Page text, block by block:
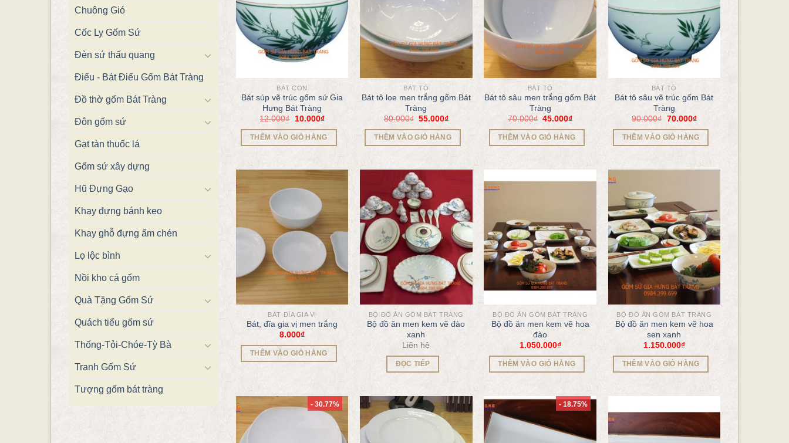
Chuông Gió
Cốc Ly Gốm Sứ
Đèn sứ thấu quang
Điếu - Bát Điếu Gốm Bát Tràng
Đồ thờ gốm Bát Tràng
Đôn gốm sứ
Gạt tàn thuốc lá
Gốm sứ xây dựng
Hũ Đựng Gạo
Khay đựng bánh kẹo
Khay ghỗ đựng ấm chén
Lọ lộc bình
Nồi kho cá gốm
Quà Tặng Gốm Sứ
Quách tiểu gốm sứ
Thống-Tỏi-Chóe-Tỳ Bà
Tranh Gốm Sứ
Tượng gốm bát tràng
BÁT CON
Bát súp vẽ trúc gốm sứ Gia
Hưng Bát Tràng
12.000₫ 10.000₫
THÊM VÀO GIỎ HÀNG
BÁT TÔ
Bát tô loe men trắng gốm Bát
Tràng
80.000₫ 55.000₫
THÊM VÀO GIỎ HÀNG
BÁT TÔ
Bát tô sâu men trắng gốm Bát
Tràng
70.000₫ 45.000₫
THÊM VÀO GIỎ HÀNG
BÁT TÔ
Bát tô sâu vẽ trúc gốm Bát
Tràng
90.000₫ 70.000₫
THÊM VÀO GIỎ HÀNG
BÁT ĐĨA GIA VỊ
Bát, đĩa gia vị men trắng
8.000₫
THÊM VÀO GIỎ HÀNG
BỘ ĐỒ ĂN GỐM BÁT TRÀNG
Bộ đồ ăn men kem vẽ đào
xanh
Liên hệ
ĐỌC TIẾP
BỘ ĐỒ ĂN GỐM BÁT TRÀNG
Bộ đồ ăn men kem vẽ hoa
đào
1.050.000₫
THÊM VÀO GIỎ HÀNG
BỘ ĐỒ ĂN GỐM BÁT TRÀNG
Bộ đồ ăn men kem vẽ hoa
sen xanh
1.150.000₫
THÊM VÀO GIỎ HÀNG
- 30.77% - 18.75%